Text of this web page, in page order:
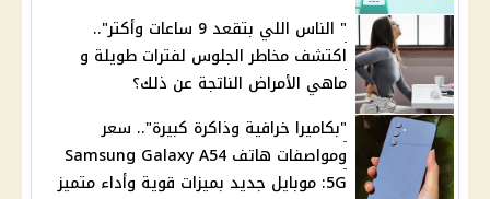
" الناس اللي بتقعد 9 ساعات وأكتر"..
اكتشف مخاطر الجلوس لفترات طويلة و
ماهي الأمراض الناتجة عن ذلك؟
"بكاميرا خرافية وذاكرة كبيرة".. سعر
ومواصفات هاتف Samsung Galaxy A54
5G: موبايل جديد بميزات قوية وأداء متميز